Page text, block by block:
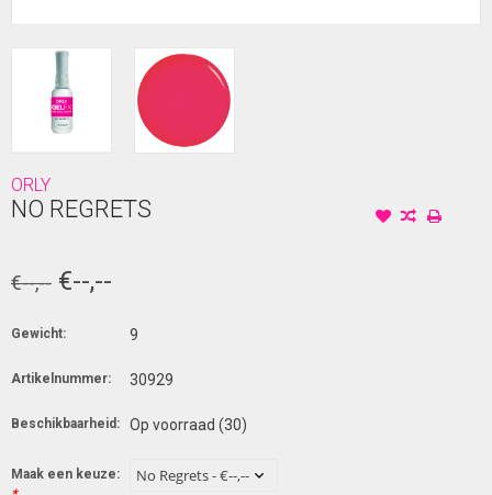
ORLY
NO REGRETS
€--,-- €--,--
Gewicht: 9
Artikelnummer: 30929
Beschikbaarheid: Op voorraad (30)
Maak een keuze: